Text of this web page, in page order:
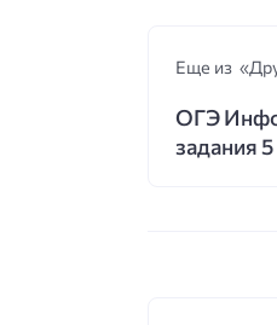
Еще из
ОГЭ
задания